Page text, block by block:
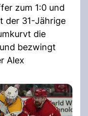
zum 1:0 und
der 31-Jährige
die
bezwingt
Alex